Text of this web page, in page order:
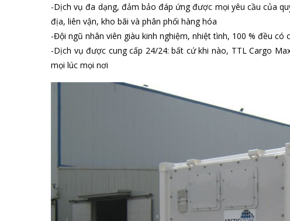
-Dịch vụ đa dạng, đảm bảo đáp ứng được mọi yêu cầu của
địa, liên vận, kho bãi và phân phối hàng hóa
-Đội ngũ nhân viên giàu kinh nghiệm, nhiệt tình, 100 % đều có
-Dịch vụ được cung cấp 24/24: bất cứ khi nào, TTL Cargo
mọi lúc mọi nơi